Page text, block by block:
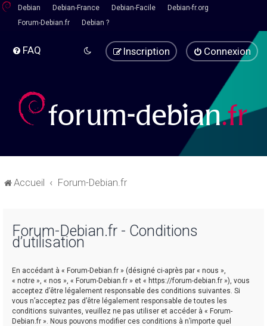
Debian Debian-France Debian-Facile
Debian-fr.org
Forum-Debian.fr
Debian ?
FAQ Connexion
Inscription
Accueil Forum-Debian.fr
Forum-Debian.fr - Conditions
d’utilisation
En accédant à « Forum-Debian.fr » (désigné ci-après par « nous »,
« notre », « nos », « Forum-Debian.fr » et « https://forum-debian.fr »), vous
acceptez d’être légalement responsable des conditions suivantes. Si
vous n’acceptez pas d’être légalement responsable de toutes les
conditions suivantes, veuillez ne pas utiliser et accéder à « Forum-
Debian.fr ». Nous pouvons modifier ces conditions à n’importe quel